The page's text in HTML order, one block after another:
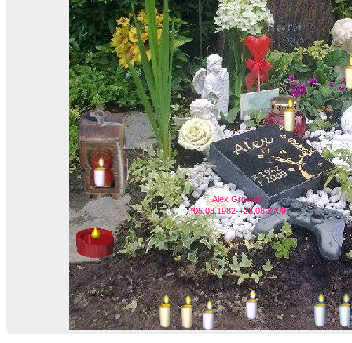
Alex Grosser
*05.08.1982-+28.08.2009